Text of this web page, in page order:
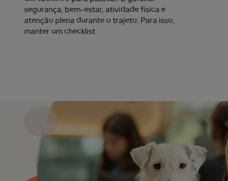
segurança, bem-estar, atividade física e
atenção plena durante o trajeto. Para isso,
manter um checklist